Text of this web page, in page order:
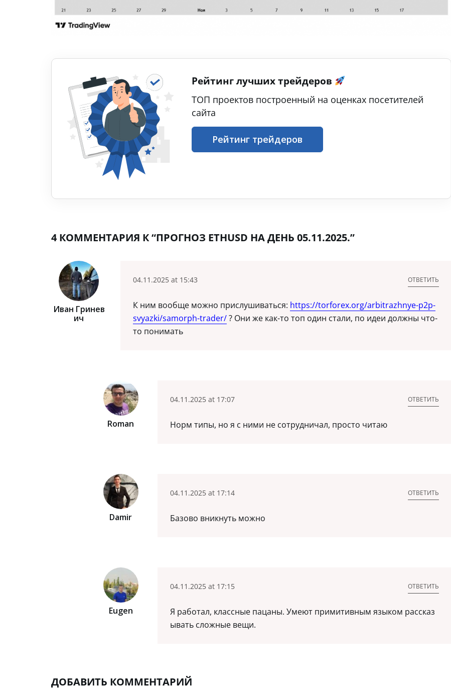
Рейтинг лучших трейдеров
ТОП проектов построенный на оценках посетителей
сайта
Рейтинг трейдеров
4 КОММЕНТАРИЯ К “ПРОГНОЗ ETHUSD НА ДЕНЬ 05.11.2025.”
Иван Гринев
Ич
04.11.2025 at 15:43
К ним вообще можно прислушиваться: https://torforex.org/arbitrazhnye-p2p-
svyazki/samorph-trader/? Они же как-то топ один стали, по идеи должны что-
то понимать
ОТВЕТИТЬ
Roman
04.11.2025 at 17:07
Норм типы, но я с ними не сотрудничал, просто читаю
ОТВЕТИТЬ
Damir
04.11.2025 at 17:14
Базово вникнуть можно
ОТВЕТИТЬ
Eugen
04.11.2025 at 17:15
Я работал, классные пацаны. Умеют примитивным языком рассказ
ывать сложные вещи.
ОТВЕТИТЬ
ДОБАВИТЬ КОММЕНТАРИЙ